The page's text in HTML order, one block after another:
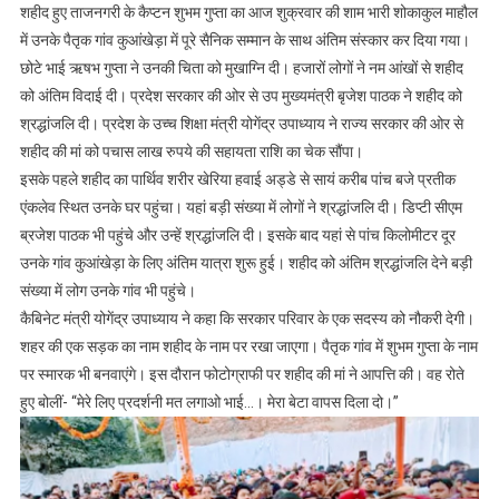
ढांढस
बंधाने
पहुंचे,
मंत्री
ने
की
ओर
से
सौंपा
लाख
रुपये
राशि
चेक,
मां
शहीद हुए ताजनगरी के कैप्टन शुभम गुप्ता का आज शुक्रवार की शाम भारी शोकाकुल माहौल
में उनके पैतृक गांव कुआंखेड़ा में पूरे सैनिक सम्मान के साथ अंतिम संस्कार कर दिया गया।
छोटे भाई ऋषभ गुप्ता ने उनकी चिता को मुखाग्नि दी। हजारों लोगों ने नम आंखों से शहीद
को अंतिम विदाई दी। प्रदेश सरकार की ओर से उप मुख्यमंत्री बृजेश पाठक ने शहीद को
श्रद्धांजलि दी। प्रदेश के उच्च शिक्षा मंत्री योगेंद्र उपाध्याय ने राज्य सरकार की ओर से
शहीद की मां को पचास लाख रुपये की सहायता राशि का चेक सौंपा।
इसके पहले शहीद का पार्थिव शरीर खेरिया हवाई अड्डे से सायं करीब पांच बजे प्रतीक
एंकलेव स्थित उनके घर पहुंचा। यहां बड़ी संख्या में लोगों ने श्रद्धांजलि दी। डिप्टी सीएम
ब्रजेश पाठक भी पहुंचे और उन्हें श्रद्धांजलि दी। इसके बाद यहां से पांच किलोमीटर दूर
उनके गांव कुआंखेड़ा के लिए अंतिम यात्रा शुरू हुई। शहीद को अंतिम श्रद्धांजलि देने बड़ी
संख्या में लोग उनके गांव भी पहुंचे।
कैबिनेट मंत्री योगेंद्र उपाध्याय ने कहा कि सरकार परिवार के एक सदस्य को नौकरी देगी।
शहर की एक सड़क का नाम शहीद के नाम पर रखा जाएगा। पैतृक गांव में शुभम गुप्ता के नाम
पर स्मारक भी बनवाएंगे। इस दौरान फोटोग्राफी पर शहीद की मां ने आपत्ति की। वह रोते
हुए बोलीं- “मेरे लिए प्रदर्शनी मत लगाओ भाई…। मेरा बेटा वापस दिला दो।”